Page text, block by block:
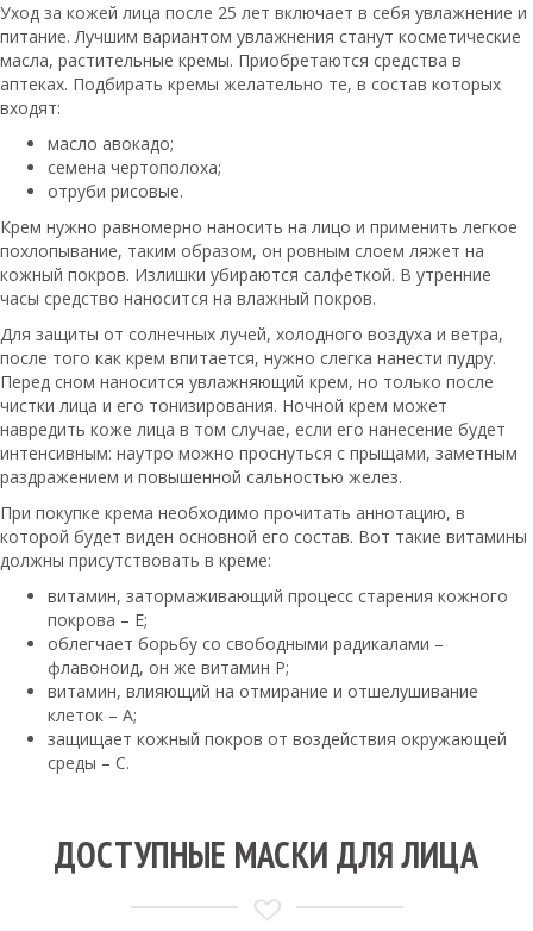
Уход за кожей лица после 25 лет включает в себя увлажнение и
питание. Лучшим вариантом увлажнения станут косметические
масла, растительные кремы. Приобретаются средства в
аптеках. Подбирать кремы желательно те, в состав которых
входят:
масло авокадо;
семена чертополоха;
отруби рисовые.
Крем нужно равномерно наносить на лицо и применить легкое
похлопывание, таким образом, он ровным слоем ляжет на
кожный покров. Излишки убираются салфеткой. В утренние
часы средство наносится на влажный покров.
Для защиты от солнечных лучей, холодного воздуха и ветра,
после того как крем впитается, нужно слегка нанести пудру.
Перед сном наносится увлажняющий крем, но только после
чистки лица и его тонизирования. Ночной крем может
навредить коже лица в том случае, если его нанесение будет
интенсивным: наутро можно проснуться с прыщами, заметным
раздражением и повышенной сальностью желез.
При покупке крема необходимо прочитать аннотацию, в
которой будет виден основной его состав. Вот такие витамины
должны присутствовать в креме:
витамин, затормаживающий процесс старения кожного
покрова – Е;
облегчает борьбу со свободными радикалами –
флавоноид, он же витамин Р;
витамин, влияющий на отмирание и отшелушивание
клеток – А;
защищает кожный покров от воздействия окружающей
среды – С.
ДОСТУПНЫЕ МАСКИ ДЛЯ ЛИЦА